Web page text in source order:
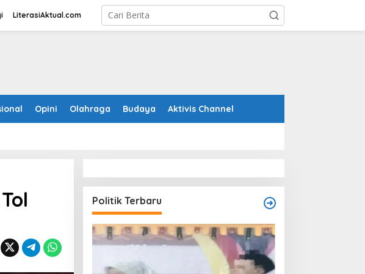
LiterasiAktual.com
Opini Olahraga Budaya Aktivis Channel
Politik Terbaru